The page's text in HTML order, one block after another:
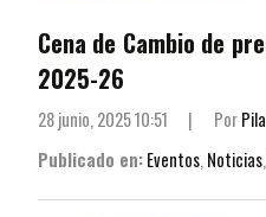
Cena de Cambio de
2025-26
28 junio, 2025 10:51 | Por
Publicado en:Eventos, Noticias,